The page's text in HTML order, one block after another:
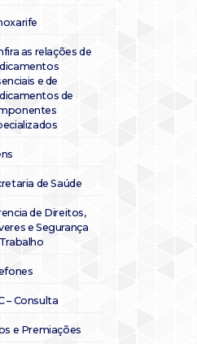
as relações de
e de
de
de Saúde
de Direitos,
e Segurança
– Consulta
e Premiações